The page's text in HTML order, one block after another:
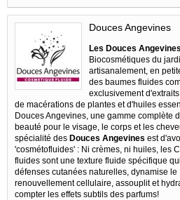
Douces Angevines
Les Douces Angevines
Biocosmétiques du
artisanalement, en
des baumes fluides
exclusivement
de macérations de plantes et d'huiles
Douces Angevines, une gamme complète
beauté pour le visage, le corps et les
spécialité des Douces Angevines est
'cosmétofluides' : Ni crèmes, ni huiles, les
fluides sont une texture fluide spécifique
défenses cutanées naturelles, dynamise le
renouvellement cellulaire, assouplit et
compter les effets subtils des parfums!